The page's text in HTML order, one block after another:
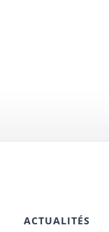
ACTUALITÉS